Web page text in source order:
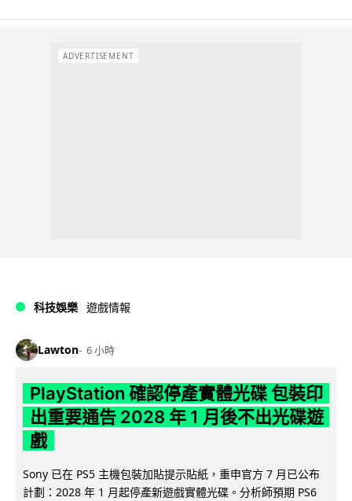
ADVERTISEMENT
科技娛樂 遊戲情報
Lawton 6 小時
PlayStation 確認停產實體光碟 包裝印
出重要通告 2028 年 1 月後不出光碟遊
戲
Sony 已在 PS5 主機包裝加貼提示貼紙，重申官方 7 月已公布
計劃：2028 年 1 月起停產新遊戲實體光碟。分析師預期 PS6